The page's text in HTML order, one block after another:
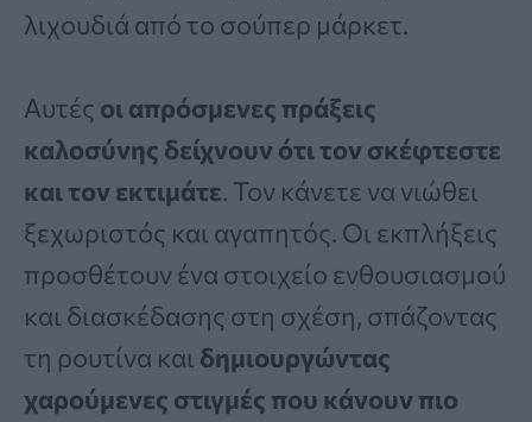
λιχουδιά από το σούπερ μάρκετ.
Αυτές οι απρόσμενες πράξεις
καλοσύνης δείχνουν ότι τον σκέφτεστε
και τον εκτιμάτε. Τον κάνετε να νιώθει
ξεχωριστός και αγαπητός. Οι εκπλήξεις
προσθέτουν ένα στοιχείο ενθουσιασμού
και διασκέδασης στη σχέση, σπάζοντας
τη ρουτίνα και δημιουργώντας
χαρούμενες στιγμές που κάνουν πιο